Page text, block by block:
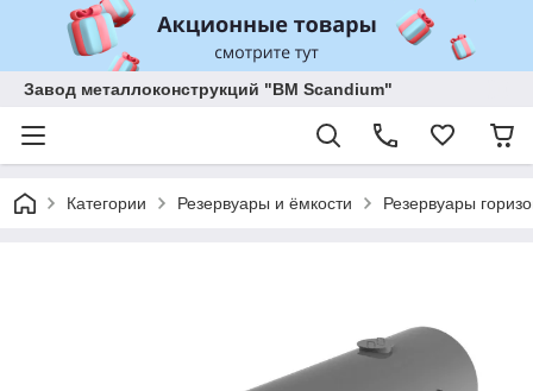
Завод металлоконструкций "BM Scandium"
Категории Резервуары и ёмкости Резервуары